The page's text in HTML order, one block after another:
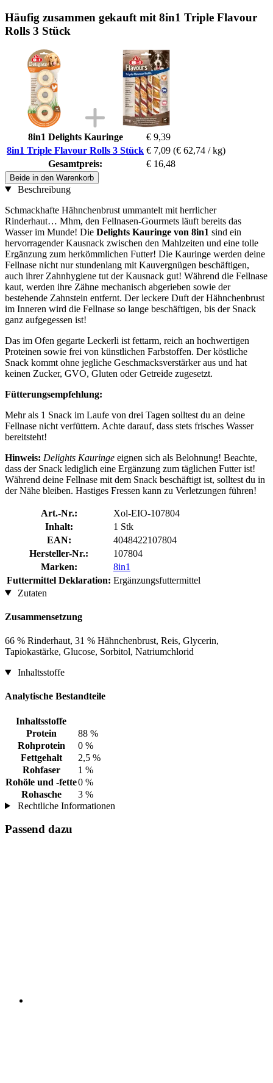
Häufig zusammen gekauft mit 8in1 Triple Flavour
Rolls 3 Stück
8in1 Delights Kauringe
€ 9,39
8in1 Triple Flavour Rolls 3 Stück € 7,09 (€ 62,74 / kg)
Gesamtpreis:
€ 16,48
Beide in den Warenkorb
Beschreibung
Schmackhafte Hähnchenbrust ummantelt mit herrlicher
Rinderhaut… Mhm, den Fellnasen-Gourmets läuft bereits das
Wasser im Munde! Die Delights Kauringe von 8in1 sind ein
hervorragender Kausnack zwischen den Mahlzeiten und eine tolle
Ergänzung zum herkömmlichen Futter! Die Kauringe werden deine
Fellnase nicht nur stundenlang mit Kauvergnügen beschäftigen,
auch ihrer Zahnhygiene tut der Kausnack gut! Während die Fellnase
kaut, werden ihre Zähne mechanisch abgerieben sowie der
bestehende Zahnstein entfernt. Der leckere Duft der Hähnchenbrust
im Inneren wird die Fellnase so lange beschäftigen, bis der Snack
ganz aufgegessen ist!
Das im Ofen gegarte Leckerli ist fettarm, reich an hochwertigen
Proteinen sowie frei von künstlichen Farbstoffen. Der köstliche
Snack kommt ohne jegliche Geschmacksverstärker aus und hat
keinen Zucker, GVO, Gluten oder Getreide zugesetzt.
Fütterungsempfehlung:
Mehr als 1 Snack im Laufe von drei Tagen solltest du an deine
Fellnase nicht verfüttern. Achte darauf, dass stets frisches Wasser
bereitsteht!
Hinweis: Delights Kauringe eignen sich als Belohnung! Beachte,
dass der Snack lediglich eine Ergänzung zum täglichen Futter ist!
Während deine Fellnase mit dem Snack beschäftigt ist, solltest du in
der Nähe bleiben. Hastiges Fressen kann zu Verletzungen führen!
Art.-Nr.:
Xol-EIO-107804
Inhalt:
1 Stk
EAN:
4048422107804
Hersteller-Nr.:
107804
Marken:
8in1
Futtermittel Deklaration: Ergänzungsfuttermittel
Zutaten
Zusammensetzung
66 % Rinderhaut, 31 % Hähnchenbrust, Reis, Glycerin,
Tapiokastärke, Glucose, Sorbitol, Natriumchlorid
Inhaltsstoffe
Analytische Bestandteile
Inhaltsstoffe
Protein
88 %
Rohprotein
0 %
Fettgehalt
2,5 %
Rohfaser
1 %
Rohöle und -fette0 %
Rohasche
3 %
Rechtliche Informationen
Passend dazu